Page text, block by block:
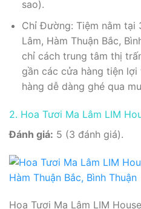
sao).
Chỉ Đường: Tiệm nằm tại
Lâm, Hàm Thuận Bắc,
chỉ cách trung tâm thị
gần các cửa hàng tiện
hàng dễ dàng ghé qua
2. Hoa Tươi Ma Lâm LIM
Đánh giá: 5 (3 đánh giá).
Hoa Tươi Ma Lâm LIM